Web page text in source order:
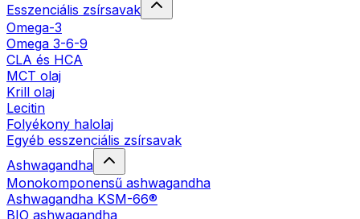
Esszenciális zsírsavak
Omega-3
Omega 3-6-9
CLA és HCA
MCT olaj
Krill olaj
Lecitin
Folyékony halolaj
Egyéb esszenciális zsírsavak
Ashwagandha
Monokomponensű ashwagandha
Ashwagandha KSM-66®
BIO ashwagandha